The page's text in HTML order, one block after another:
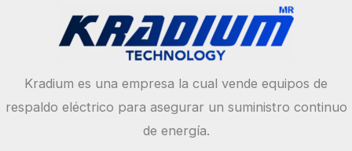
Kradium es una empresa la cual vende equipos de
respaldo eléctrico para asegurar un suministro continuo
de energía.